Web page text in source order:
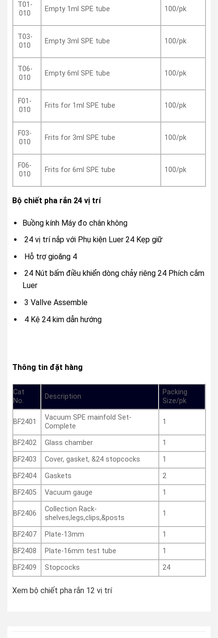
T01-
010
Empty 1ml SPE tube 100/pk
T03-
010
Empty 3ml SPE tube 100/pk
T06-
010
Empty 6ml SPE tube 100/pk
F01-
010
Frits for 1ml SPE tube 100/pk
F03-
010
Frits for 3ml SPE tube 100/pk
F06-
010
Frits for 6ml SPE tube 100/pk
Bộ chiết pha rắn 24 vị trí
Buồng kính Máy đo chân không
24 vị trí nắp với Phụ kiện Luer 24 Kẹp giữ
Hỗ trợ gioăng 4
24 Nút bấm điều khiển dòng chảy riêng 24 Phích cắm
Luer
3 Vallve Assemble
4 Kệ 24 kim dẫn hướng
Thông tin đặt hàng
Cat
No.
Description
Packing
Size/pk
BF2401
Vacuum SPE mainfold Set-
Complete
1
BF2402 Glass chamber
1
BF2403
Cover, gasket, &24 stopcocks
1
BF2404
Gaskets
2
BF2405
Vacuum gauge 1
BF2406
Collection Rack-
shelves,legs,clips,&posts
1
BF2407 Plate-13mm
1
BF2408
Plate-16mm test tube
1
BF2409
Stopcocks 24
Xem bộ chiết pha rắn 12 vị trí